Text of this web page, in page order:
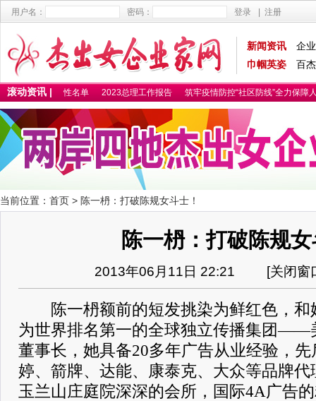
用户名： 密码： 登录 注册
新闻资讯
企
巾帼英姿
百
滚动资讯 |
百杰卓越女性名单 2023总理工作报告 筑牢疫情防控“社区防线”全力保障人
当前位置： 首页 > 陈一枬：打破陈规女斗士！
陈一枬：打破陈规
2013年06月11日 22:21 [关闭窗
陈一枬额前的短发挑染为鲜红色，
为世界排名第一的全球独立传播集团——
董事长，她具备20多年广告从业经验，
婷、箭牌、达能、康泰克、大众等品牌
玉兰山庄庭院深深的会所，国际4A广告